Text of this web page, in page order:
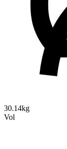
30.14kg
Vol